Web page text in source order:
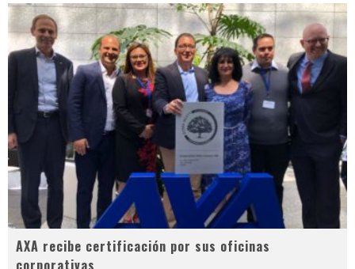
AXA recibe certificación por sus oficinas